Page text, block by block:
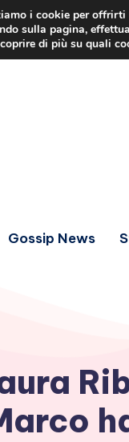
Gossip News
i cookie per offrirti
sulla pagina,
di più su quali